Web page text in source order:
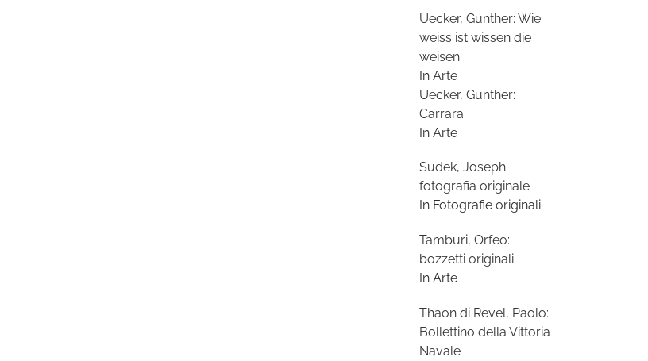
Uecker, Gunther: Wie
weiss ist wissen die
weisen
In Arte
Uecker, Gunther:
Carrara
In Arte
Sudek, Joseph:
fotografia originale
In Fotografie originali
Tamburi, Orfeo:
bozzetti originali
In Arte
Thaon di Revel, Paolo:
Bollettino della Vittoria
Navale